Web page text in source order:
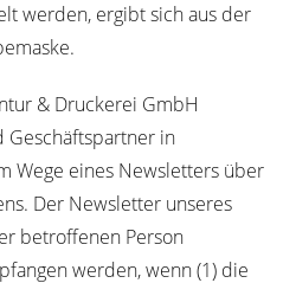
werden, ergibt sich aus der
& Druckerei GmbH
in
Wege eines Newsletters über
Der Newsletter unseres
betroffenen Person
werden, wenn (1) die